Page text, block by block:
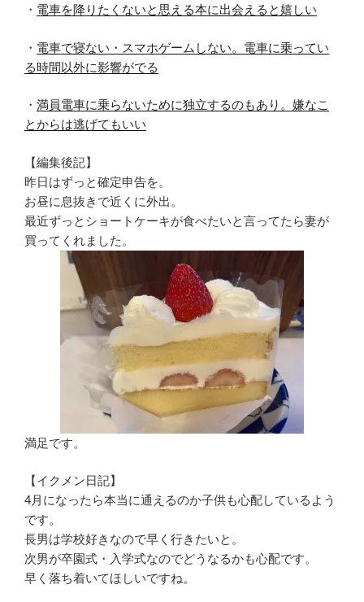
・ 電車を降りたくないと思える本に出会えると嬉しい
・ 電車で寝ない・スマホゲームしない。電車に乗ってい
る時間以外に影響がでる
・ 満員電車に乗らないために独立するのもあり。嫌なこ
とからは逃げてもいい
【編集後記】
昨日はずっと確定申告を。
お昼に息抜きで近くに外出。
最近ずっとショートケーキが食べたいと言ってたら妻が
買ってくれました。
満足です。
【イクメン日記】
4月になったら本当に通えるのか子供も心配しているよう
です。
長男は学校好きなので早く行きたいと。
次男が卒園式・入学式なのでどうなるかも心配です。
早く落ち着いてほしいですね。